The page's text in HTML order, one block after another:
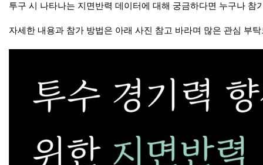
투구 시 나타나는 지면반력 데이터에 대해 궁금하다면 누구나 참
자세한 내용과 참가 방법은 아래 사진 참고 바라며 많은 관심 부